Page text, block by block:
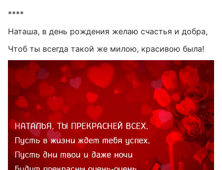
****
Наташа, в день рождения желаю счастья и добра,
Чтоб ты всегда такой же милою, красивою была!